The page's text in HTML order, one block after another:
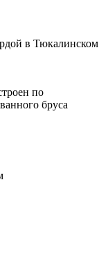
в Тюкалинском
по
бруса